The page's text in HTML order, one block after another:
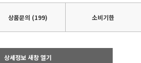
상품문의 (199) 소비기한
상세정보 새창 열기